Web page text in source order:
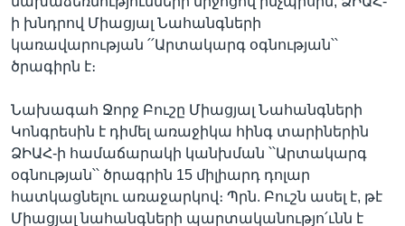
ի խնդրով Միացյալ Նահանգների
կառավարության ՛՛Արտակարգ օգնության՝՝
ծրագիրն է։
Նախագահ Ջորջ Բուշը Միացյալ Նահանգների
Կոնգրեսին է դիմել առաջիկա հինգ տարիներին
ՁԻԱՀ-ի համաճարակի կանխման ՝՝Արտակարգ
օգնության՝՝ ծրագրին 15 միլիարդ դոլար
հատկացնելու առաջարկով։ Պրն. Բուշն ասել է, թէ
Միացյալ նահանգների պարտականությո՛ւնն է